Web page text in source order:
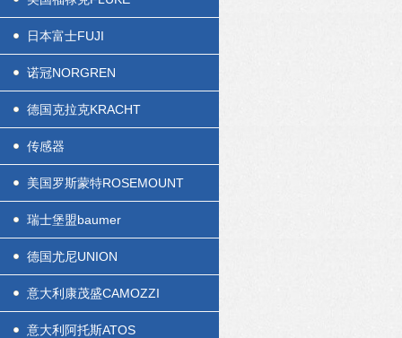
日本富士FUJI
诺冠NORGREN
德国克拉克KRACHT
传感器
美国罗斯蒙特ROSEMOUNT
瑞士堡盟baumer
德国尤尼UNION
意大利康茂盛CAMOZZI
意大利阿托斯ATOS